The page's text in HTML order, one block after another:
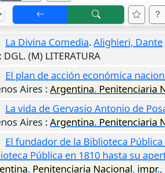
La Divina Comedia. Alighieri, Dante
: DGL. (M) LITERATURA
El plan de acción económica
Aires : Argentina. Penitenciaria
La vida de Gervasio Antonio de
Aires : Argentina. Penitenciaria
El fundador de la Biblioteca
Pública en 1810 hasta su
. Penitenciaria Nacional, impr.,